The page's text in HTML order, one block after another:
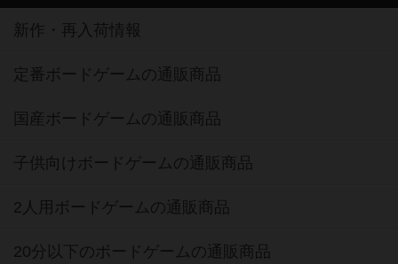
新作・再入荷情報
定番ボードゲームの通販商品
国産ボードゲームの通販商品
子供向けボードゲームの通販商品
2人用ボードゲームの通販商品
20分以下のボードゲームの通販商品